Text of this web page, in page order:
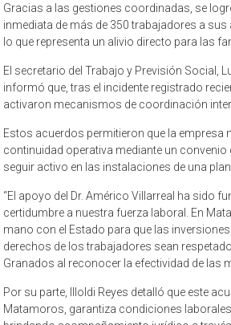
Gracias a las gestiones coordinadas, se
inmediata de más de 350 trabajadores a
lo que representa un alivio directo para las
El secretario del Trabajo y Previsión Social,
informó que, tras el incidente registrado
activaron mecanismos de coordinación
Estos acuerdos permitieron que la empresa
continuidad operativa mediante un convenio
seguir activo en las instalaciones de una
“El apoyo del Dr. Américo Villarreal ha sido
certidumbre a nuestra fuerza laboral. En
mano con el Estado para que las
derechos de los trabajadores sean
Granados al reconocer la efectividad de las
Por su parte, Illoldi Reyes detalló que este
Matamoros, garantiza condiciones